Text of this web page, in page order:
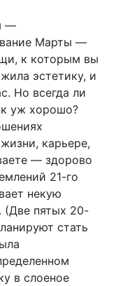
—
Марты —
к которым вы
эстетику, и
Но всегда ли
уж хорошо?
карьере,
— здорово
21-го
некую
(Две пятых 20-
стать
в слоеное